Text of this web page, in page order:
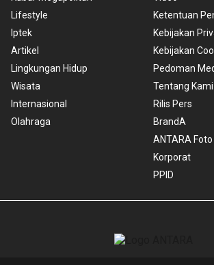
Lifestyle
Iptek
Artikel
Lingkungan Hidup
Wisata
Internasional
Olahraga
Ketentuan
Kebijakan
Kebijakan
Pedoman
Tentang Kami
Rilis Pers
BrandA
ANTARA Foto
Korporat
PPID